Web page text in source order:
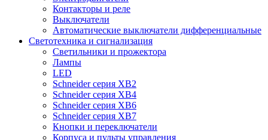
Контакторы и реле
Выключатели
Автоматические выключатели дифференциальные
Светотехника и сигнализация
Светильники и прожектора
Лампы
LED
Schneider серия XB2
Schneider серия XB4
Schneider серия XB6
Schneider серия XB7
Кнопки и переключатели
Корпуса и пульты управления